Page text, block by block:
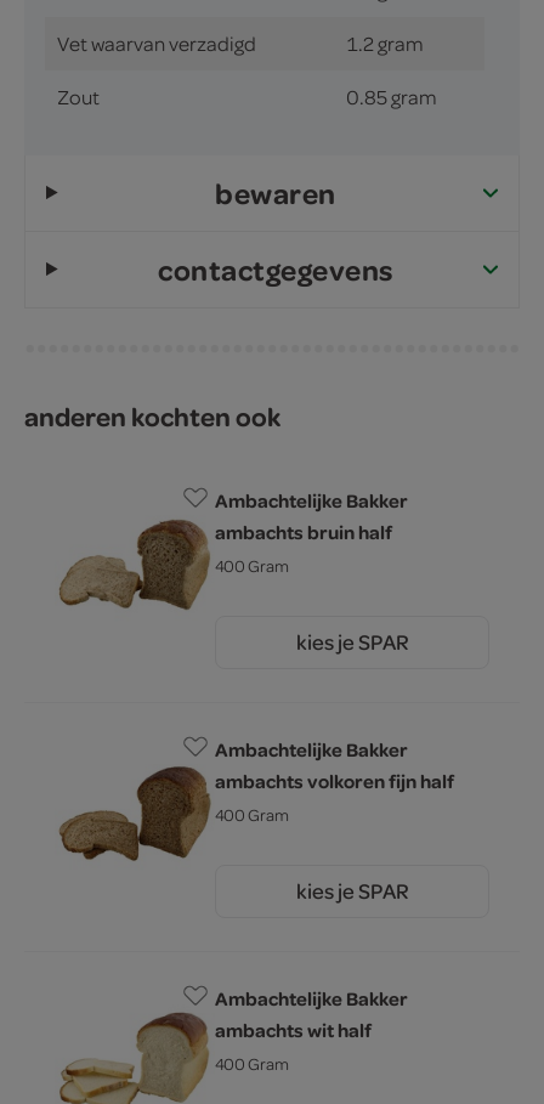
Vet waarvan verzadigd 1.2 gram
Zout 0.85 gram
bewaren
contactgegevens
anderen kochten ook
Ambachtelijke Bakker
ambachts bruin half
400 Gram
kies je SPAR
Ambachtelijke Bakker
ambachts volkoren fijn half
400 Gram
kies je SPAR
Ambachtelijke Bakker
ambachts wit half
400 Gram